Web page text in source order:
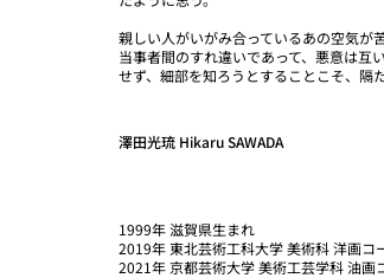
親しい人がいがみ合っているあの空気が
当事者間のすれ違いであって、悪意は互
せず、細部を知ろうとすることこそ、隔
澤田光琉 Hikaru SAWADA
1999年 滋賀県生まれ
2019年 東北芸術工科大学 美術科 洋画コ
2021年 京都芸術大学 美術工芸学科 油